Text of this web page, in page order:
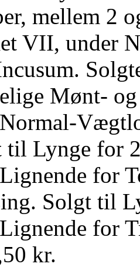
mellem 2
VII, under
Mønt-
til Lynge for
for
Solgt til
for
kr.